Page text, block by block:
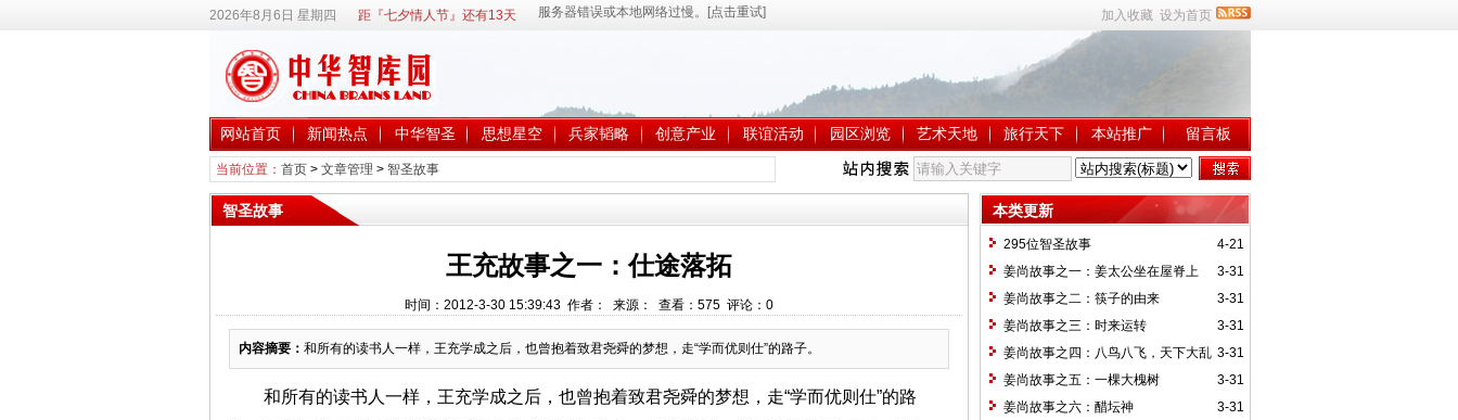
2026年8月6日 星期四 距『七夕情人节』还有13天 加入收藏 设为首页
网站首页 新闻热点 中华智圣 思想星空 兵家韬略 创意产业 联谊活动 园区浏览 艺术天地 旅行天下 本站推广 留言板
当前位置： 首页> 文章管理 > 智圣故事
智圣故事
王充故事之一：仕途落拓
时间：2012-3-30 15:39:43 作者： 来源： 查看： 575评论： 0
内容摘要： 和所有的读书人一样，王充学成之后，也曾抱着致君尧舜的梦想，走“学而优则仕”的路子。
和所有的读书人一样，王充学成之后，也曾抱着致君尧舜的梦想，走“学而优则仕”的路
本类更新
4-21
295位智圣故事
3-31
姜尚故事之一：姜太公坐在屋脊上
3-31
姜尚故事之二：筷子的由来
3-31
姜尚故事之三：时来运转
3-31
姜尚故事之四：八鸟八飞，天下大乱
3-31
姜尚故事之五：一棵大槐树
3-31
姜尚故事之六：醋坛神